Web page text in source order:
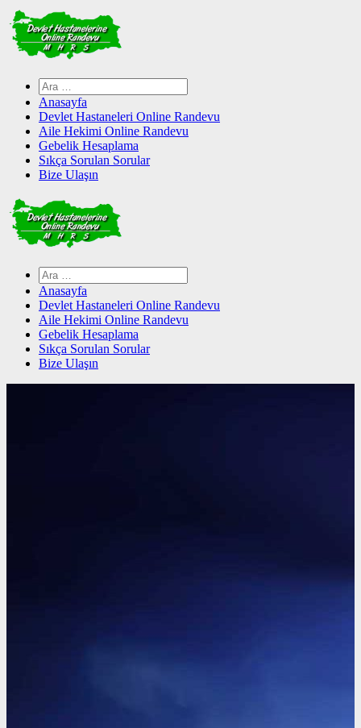
Skip
to
content
Arama:
Anasayfa
Devlet Hastaneleri Online Randevu
Aile Hekimi Online Randevu
Gebelik Hesaplama
Sıkça Sorulan Sorular
Bize Ulaşın
Arama:
Anasayfa
Devlet Hastaneleri Online Randevu
Aile Hekimi Online Randevu
Gebelik Hesaplama
Sıkça Sorulan Sorular
Bize Ulaşın